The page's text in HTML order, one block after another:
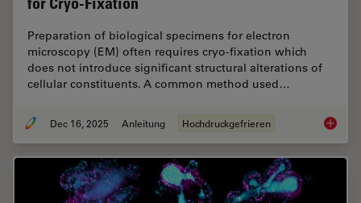
Preparation of biological specimens for electron
microscopy (EM) often requires cryo-fixation which
does not introduce significant structural alterations of
cellular constituents. A common method used…
Dec 16, 2025 Anleitung Hochdruckgefrieren Brief